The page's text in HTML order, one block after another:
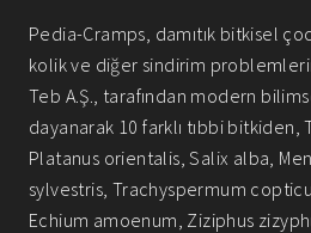
Pedia-Cramps, damıtık bitkisel
kolik ve diğer sindirim
Teb A.Ş., tarafından modern
dayanarak 10 farklı tıbbi bitkiden,
Platanus orientalis, Salix alba,
sylvestris, Trachyspermum
Echium amoenum, Ziziphus